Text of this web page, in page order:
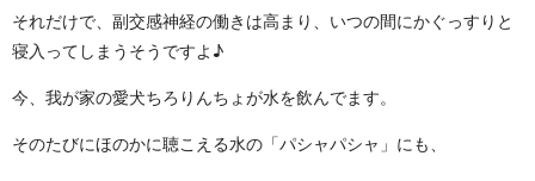
それだけで、副交感神経の働きは高まり、いつの間にかぐっすりと
寝入ってしまうそうですよ♪
今、我が家の愛犬ちろりんちょが水を飲んでます。
そのたびにほのかに聴こえる水の「パシャパシャ」にも、